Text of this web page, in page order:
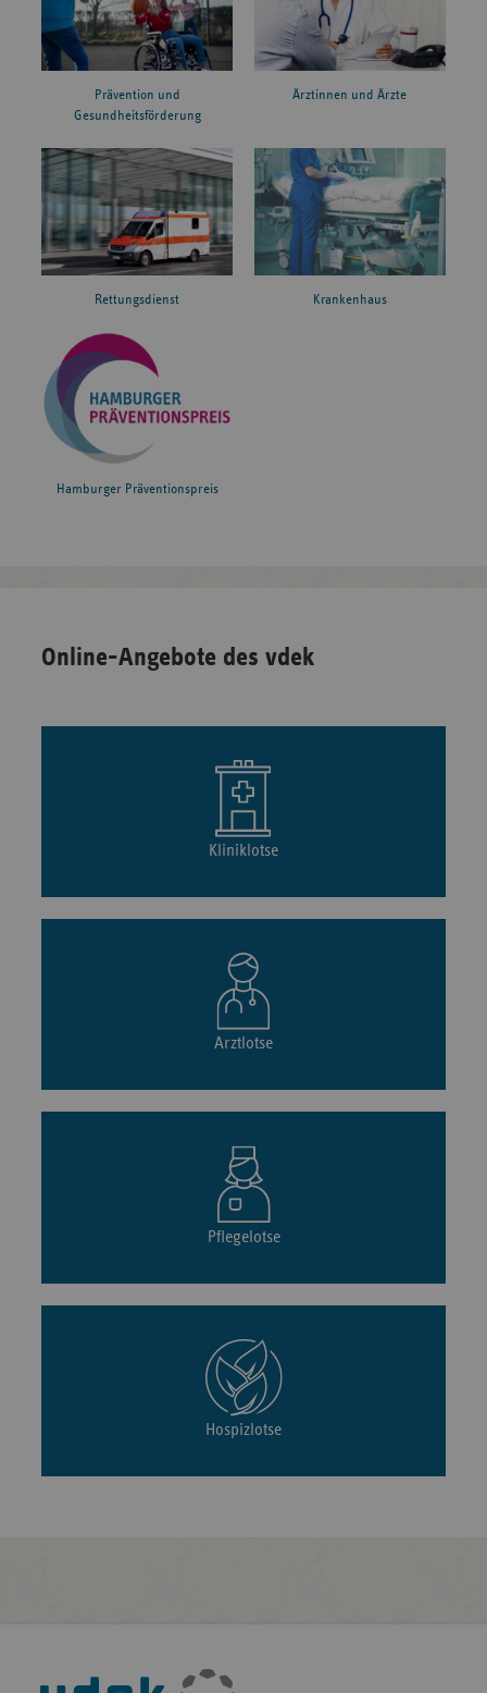
Prävention und
Gesundheitsförderung
Ärztinnen und Ärzte
Rettungsdienst Krankenhaus
Hamburger Präventionspreis
Online-Angebote des vdek
Kliniklotse
Arztlotse
Pflegelotse
Hospizlotse
Fußleisten-